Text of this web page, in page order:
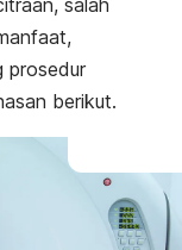
salah
prosedur
berikut.